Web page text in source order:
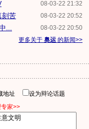
08-03-22 21:32
08-03-22 20:52
刻苦
08-03-22 20:50
...
更多关于 奥运 的新闻>>
地址
设为辩论话题
家>>